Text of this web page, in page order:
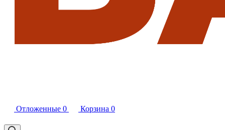
Отложенные 0 Корзина 0